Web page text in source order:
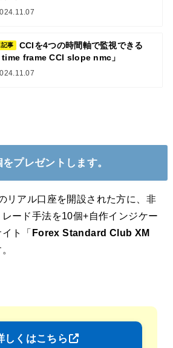
記事
CCIを4つの時間軸で監視できる
time frame CCI slope nmc」
プレゼントします。
リアル口座を開設された方に、非
ード手法を10個+自作インジケー
ト「 Forex Standard Club XM
しくはこちら